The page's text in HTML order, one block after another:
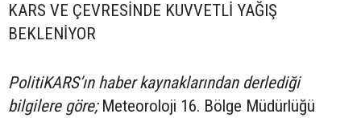
KARS VE ÇEVRESİNDE KUVVETLİ YAĞIŞ
BEKLENİYOR
PolitiKARS’ın haber kaynaklarından derlediği
bilgilere göre;Meteoroloji 16. Bölge Müdürlüğü